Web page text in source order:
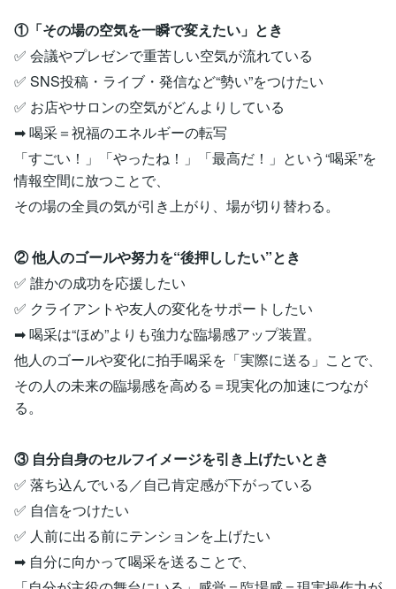
①「その場の空気を一瞬で変えたい」とき
✅ 会議やプレゼンで重苦しい空気が流れている
✅ SNS投稿・ライブ・発信など“勢い”をつけたい
✅ お店やサロンの空気がどんよりしている
➡ 喝采＝祝福のエネルギーの転写
「すごい！」「やったね！」「最高だ！」という“喝采”を
情報空間に放つことで、
その場の全員の気が引き上がり、場が切り替わる。
② 他人のゴールや努力を“後押ししたい”とき
✅ 誰かの成功を応援したい
✅ クライアントや友人の変化をサポートしたい
➡ 喝采は“ほめ”よりも強力な臨場感アップ装置。
他人のゴールや変化に拍手喝采を「実際に送る」ことで、
その人の未来の臨場感を高める＝現実化の加速につなが
る。
③ 自分自身のセルフイメージを引き上げたいとき
✅ 落ち込んでいる／自己肯定感が下がっている
✅ 自信をつけたい
✅ 人前に出る前にテンションを上げたい
➡ 自分に向かって喝采を送ることで、